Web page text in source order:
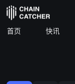
首页 快讯